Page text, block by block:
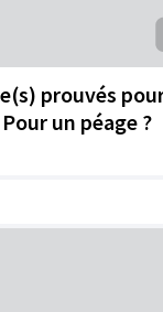
prouvés
un péage ?